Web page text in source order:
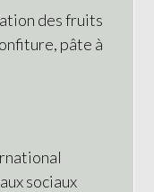
des fruits
pâte à
sociaux